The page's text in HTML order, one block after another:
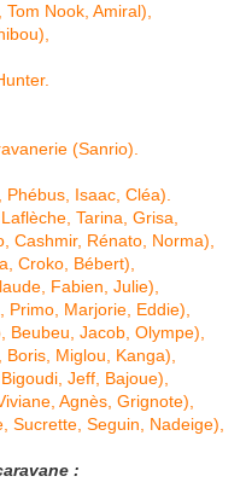
Nook, Amiral),
(Sanrio).
Isaac, Cléa).
Tarina, Grisa,
Cashmir, Rénato, Norma),
Croko, Bébert),
Fabien, Julie),
Marjorie, Eddie),
Jacob, Olympe),
Miglou, Kanga),
Jeff, Bajoue),
Agnès, Grignote),
Sucrette, Seguin, Nadeige),
: